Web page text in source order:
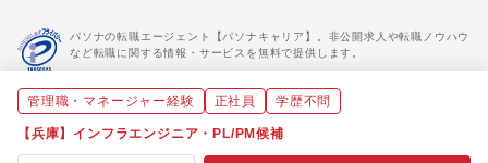
パソナの転職エージェント【パソナキャリア】。非公開求人や転職ノウハウ
など転職に関する情報・サービスを無料で提供します。
「パソナキャリア」は職業紹介優良事業者に認定されています。
管理職・マネージャー経験 正社員 学歴不問
【兵庫】インフラエンジニア・PL/PM候補